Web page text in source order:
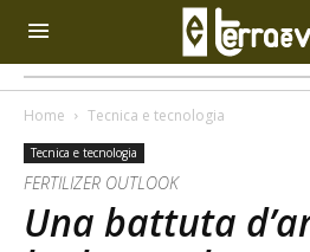
Home Tecnica e tecnologia
Tecnica e tecnologia
FERTILIZER OUTLOOK
Una battuta